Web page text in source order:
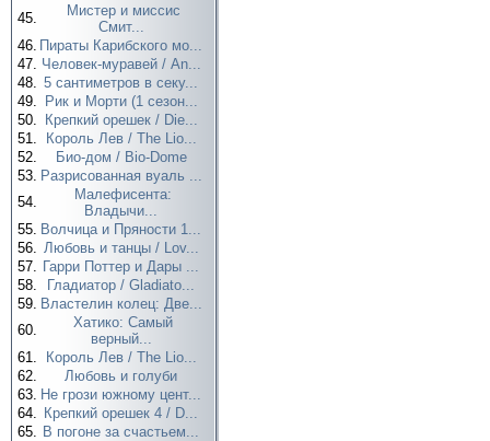
45.
Мистер и миссис
Смит...
46. Пираты Карибского мо...
47. Человек-муравей / An...
48. 5 сантиметров в секу...
49.
Рик и Морти (1 сезон...
50.
Крепкий орешек / Die...
51.
Король Лев / The Lio...
52.
Био-дом / Bio-Dome
53. Разрисованная вуаль ...
54.
Малефисента:
Владычи...
55. Волчица и Пряности 1...
56. Любовь и танцы / Lov...
57. Гарри Поттер и Дары ...
58.
Гладиатор / Gladiato...
59. Властелин колец: Две...
60.
Хатико: Самый
верный...
61.
Король Лев / The Lio...
62.
Любовь и голуби
63. Не грози южному цент...
64. Крепкий орешек 4 / D...
65. В погоне за счастьем...